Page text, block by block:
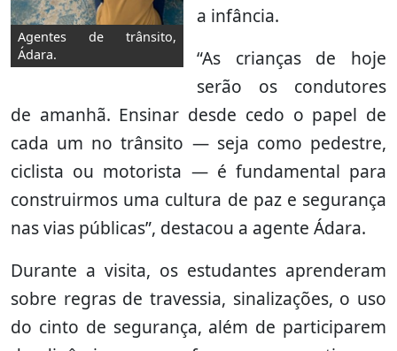
Agentes de trânsito,
Ádara.
a infância.
“As crianças de hoje
serão os condutores
de amanhã. Ensinar desde cedo o papel de
cada um no trânsito — seja como pedestre,
ciclista ou motorista — é fundamental para
construirmos uma cultura de paz e segurança
nas vias públicas”, destacou a agente Ádara.
Durante a visita, os estudantes aprenderam
sobre regras de travessia, sinalizações, o uso
do cinto de segurança, além de participarem